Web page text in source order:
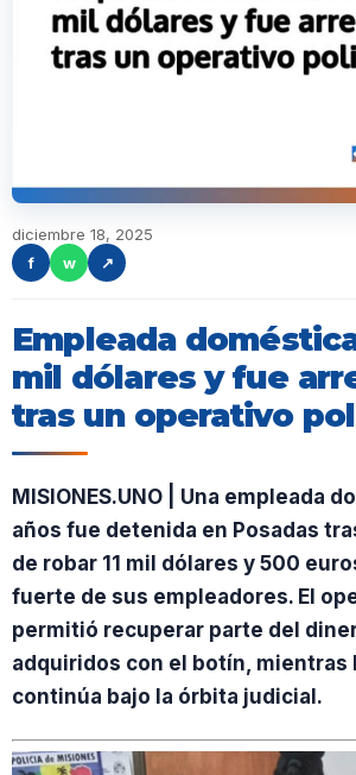
diciembre 18, 2025
f
w ↗
Empleada
mil dólares y fue
tras un operativo
MISIONES.UNO | Una empleada
años fue detenida en Posadas
de robar 11 mil dólares y 500
fuerte de sus empleadores. El
permitió recuperar parte del
adquiridos con el botín, mientras
continúa bajo la órbita judicial.